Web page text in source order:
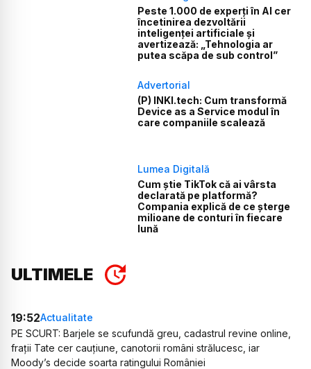
Peste 1.000 de experți în AI cer
încetinirea dezvoltării
inteligenței artificiale și
avertizează: „Tehnologia ar
putea scăpa de sub control”
Advertorial
(P) INKI.tech: Cum transformă
Device as a Service modul în
care companiile scalează
Lumea Digitală
Cum știe TikTok că ai vârsta
declarată pe platformă?
Compania explică de ce șterge
milioane de conturi în fiecare
lună
ULTIMELE
19:52Actualitate
PE SCURT: Barjele se scufundă greu, cadastrul revine online,
frații Tate cer cauțiune, canotorii români strălucesc, iar
Moody’s decide soarta ratingului României